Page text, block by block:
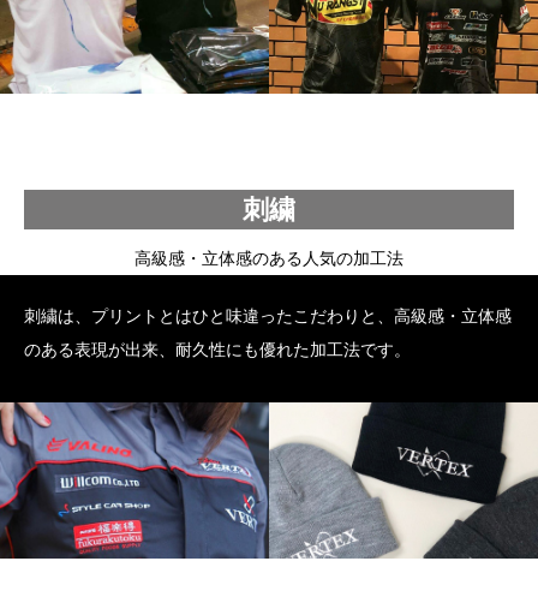
刺繍
高級感・立体感のある人気の加工法
刺繍は、プリントとはひと味違ったこだわりと、高級感・立体感
のある表現が出来、耐久性にも優れた加工法です。